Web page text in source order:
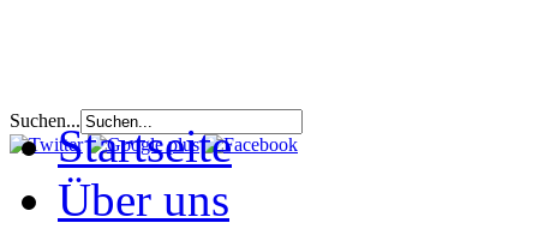
Suchen...Startseite
Über uns